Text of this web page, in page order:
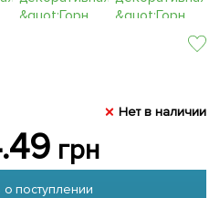
Нет в наличии
грн
поступлении